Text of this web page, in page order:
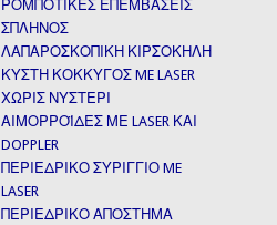
ΡΟΜΠΟΤΙΚΕΣ ΕΠΕΜΒΑΣΕΙΣ
ΣΠΛΗΝΟΣ
ΛΑΠΑΡΟΣΚΟΠΙΚΗ ΚΙΡΣΟΚΗΛΗ
ΚΥΣΤΗ ΚΟΚΚΥΓΟΣ ME LASER
ΧΩΡΙΣ ΝΥΣΤΕΡΙ
ΑΙΜΟΡΡΟΪΔΕΣ ΜΕ LASER ΚΑΙ
DOPPLER
ΠΕΡΙΕΔΡΙΚΟ ΣΥΡΙΓΓΙΟ ME
LASER
ΠΕΡΙΕΔΡΙΚΟ ΑΠΟΣΤΗΜΑ